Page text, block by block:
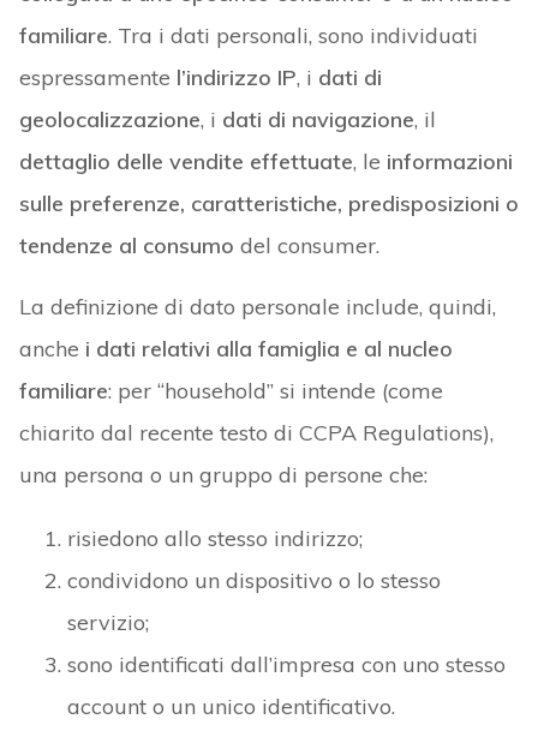
familiare. Tra i dati personali, sono individuati
espressamente l’indirizzo IP, i dati di
geolocalizzazione, i dati di navigazione, il
dettaglio delle vendite effettuate, le informazioni
sulle preferenze, caratteristiche, predisposizioni o
tendenze al consumo del consumer.
La definizione di dato personale include, quindi,
anche i dati relativi alla famiglia e al nucleo
familiare: per “household” si intende (come
chiarito dal recente testo di CCPA Regulations),
una persona o un gruppo di persone che:
risiedono allo stesso indirizzo;
condividono un dispositivo o lo stesso
servizio;
sono identificati dall’impresa con uno stesso
account o un unico identificativo.